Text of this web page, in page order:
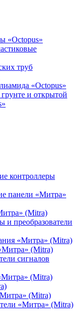
«Octopus»
труб
«Octopus»
и открытой
контроллеры
панели «Митра»
(Mitra)
преобразователи
«Митра» (Mitra)
(Mitra)
сигналов
(Mitra)
(Mitra)
«Митра» (Mitra)